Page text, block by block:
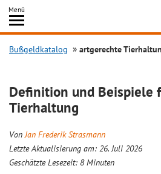
Inhalt
springen
Menü
Bußgeldkatalog artgerechte
Definition und Beispiele
Tierhaltung
VonJan Frederik Strasmann
Letzte Aktualisierung am: 26. Juli 2026
Geschätzte Lesezeit: 8 Minuten